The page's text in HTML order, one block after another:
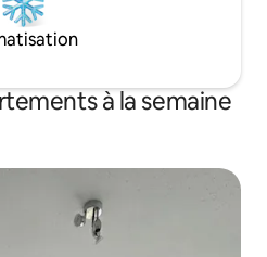
à la semaine